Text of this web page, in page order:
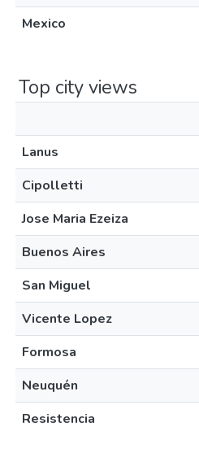
Mexico
Top city views
Lanus
Cipolletti
Jose Maria Ezeiza
Buenos Aires
San Miguel
Vicente Lopez
Formosa
Neuquén
Resistencia